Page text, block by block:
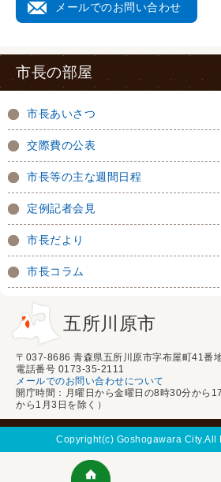
メールでのお問い合わせ
市長の部屋
市長あいさつ
交際費の公表
市長等の主な週間日程
定例記者会見
市長だより
市長コラム
五所川原市
〒037-8686 青森県五所川原市字布屋町41番
電話番号 0173-35-2111
メールでのお問い合わせについて
開庁時間：月曜日から金曜日の8時30分から
から1月3日を除く）
Copyright(c) Goshogawara City.All